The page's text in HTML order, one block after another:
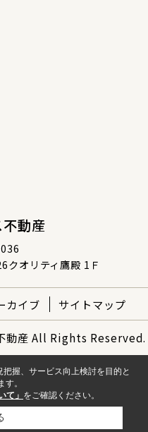
動産
クオリティ鷹殿 1Ｆ
カイブ サイトマップ
動産 All Rights Reserved.
握、サービス向上検討を目的と
。
て」 をご確認ください。